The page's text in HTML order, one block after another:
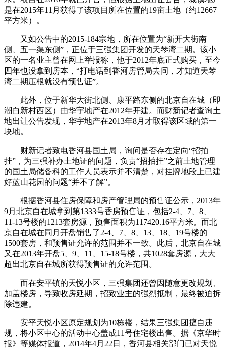
是在2015年11月获得了该项目所在位置的19亩土地（约12667
平方米）。
又如公告中的2015-184宗地，所在位置为“新开大街南
侧、五一渠东侧”，正位于三强集团开发的天琴湾二期。该小
区的一名业主曾在网上举报称，他于2012年底正式购买，至今
四年也没拿到房本，“打电话到香河房管局去问，才知道天琴
湾二期压根就没有预售证”。
此外，位于新华大街北侧、康平路东侧的北京自在城（即
潮白新村西区）由华宇地产在2012年开建。而财新记者查询土
地出让公告发现，华宇地产在2013年8月才取得该区域的第一
块地。
财新记者致电香河县国土局，询问是否存在定向“招拍
挂”，为三强补办土地证的问题，负责“招拍挂”之前土地管理
的国土局储备科的工作人员表示并不清楚，对挂牌地段上已建
好蓝山花园的问题“并不了解”。
根据香河县住房保障和房产管理局的预售证公示，2013年
9月北京自在城拿到第1333号香房预售证，包括2-4、7、8、
11-13号楼的1213套房源，预售面积为117420.16平方米。而北
京自在城在同月开盘销售了2-4、7、8、13、18、19号楼的
1500套房，和预售证允许的范围并不一致。此后，北京自在城
又在2013年开盘5、9、11、15-18号楼，共1028套房源，大大
超出北京自在城所获得预售证的允许范围。
而在安平镇的天悦小区，三强集团还曾因随意更改规划、
加盖楼房，导致收房延期，招致业主的强烈抵制，最终被迫拆
除违建。
安平天悦小区原定规划为10栋楼，结果三强集团擅自违
规，将小区中心的活动中心盖成11号住宅楼出售。据《京华时
报》等媒体报道，2014年4月22日，香河县相关部门已对天悦